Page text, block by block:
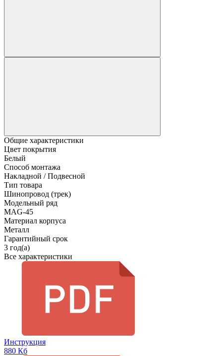
Общие характеристики
Цвет покрытия
Белый
Способ монтажа
Накладной / Подвесной
Тип товара
Шинопровод (трек)
Модельный ряд
MAG-45
Материал корпуса
Металл
Гарантийный срок
3 год(а)
Все характеристики
Инструкция
880 Кб